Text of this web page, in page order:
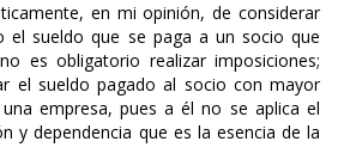
en mi opinión, de considerar
el sueldo que se paga a un socio que
es obligatorio realizar imposiciones;
el sueldo pagado al socio con mayor
empresa, pues a él no se aplica el
y dependencia que es la esencia de la